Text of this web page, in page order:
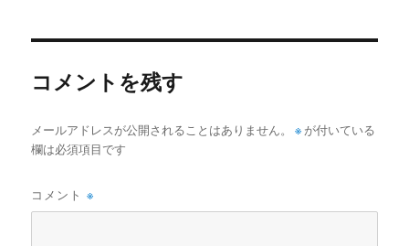
コメントを残す
メールアドレスが公開されることはありません。 ※ が付いている
欄は必須項目です
コメント※